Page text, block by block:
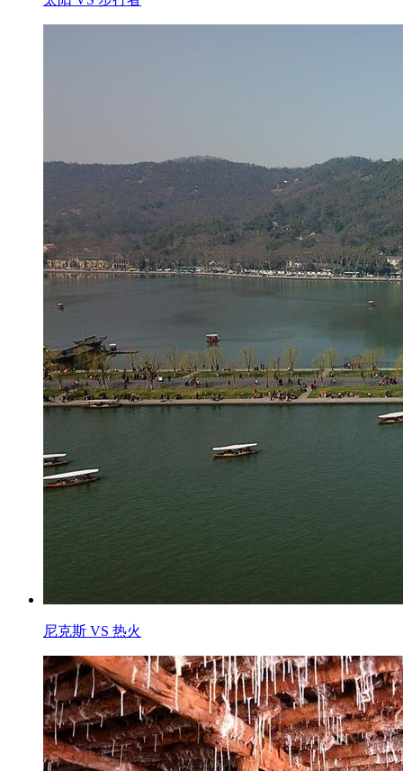
尼克斯 VS 热火